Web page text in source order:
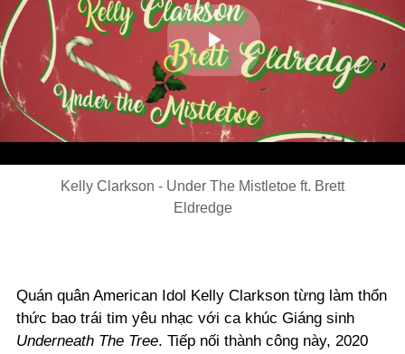
Play
Video
Kelly Clarkson - Under The Mistletoe ft. Brett
Eldredge
Quán quân American Idol Kelly Clarkson từng làm thổn
thức bao trái tim yêu nhạc với ca khúc Giáng sinh
Underneath The Tree. Tiếp nối thành công này, 2020